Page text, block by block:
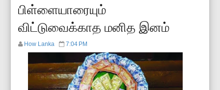
பிள்ளையாரையும்
விட்டுவைக்காத மனித இனம்
How Lanka 7:04 PM